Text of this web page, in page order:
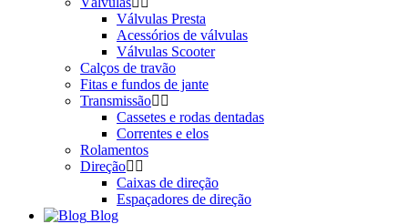
Válvulas Presta
Acessórios de válvulas
Válvulas Scooter
Calços de travão
Fitas e fundos de jante
Transmissão
Cassetes e rodas dentadas
Correntes e elos
Rolamentos
Direção
Caixas de direção
Espaçadores de direção
Blog